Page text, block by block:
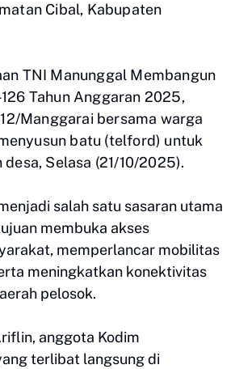
Cibal, Kabupaten
TNI Manunggal Membangun
Tahun Anggaran 2025,
Manggarai bersama warga
batu (telford) untuk
Selasa (21/10/2025).
salah satu sasaran utama
membuka akses
memperlancar mobilitas
meningkatkan konektivitas
pelosok.
anggota Kodim
terlibat langsung di